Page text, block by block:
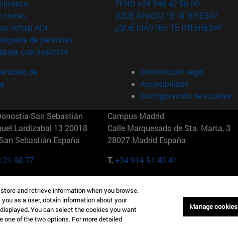
(abre en nueva ventana)
correo(abre en nueva ventana)
virtual ADI (abre en nueva ventana)
de personas(abre en nueva ventana)
con nosotros(abre en nueva ventana)
TFNO +34 948 42 56 00
¿QUÉ GRADO TE INTERESA?
¿QUÉ MÁSTER TE INTERESA?
de
Información legal
Accesibilidad
Configuración de cookies
San Sebastián
Lardizabal 13 20018
Sebastián España
21 98 77
Campus Madrid
Calle Marquesado de Sta. Marta, 3
28027 Madrid España
T.+34 914 51 43 41
St 10019-2201 Nueva York Maria-Theresia-Straße 15 81675
Múnich Alemania
and retrieve information when you browse.
as a user, obtain information about your
You can select the cookies you want
one of the two options. For more detailed
Manage cookies